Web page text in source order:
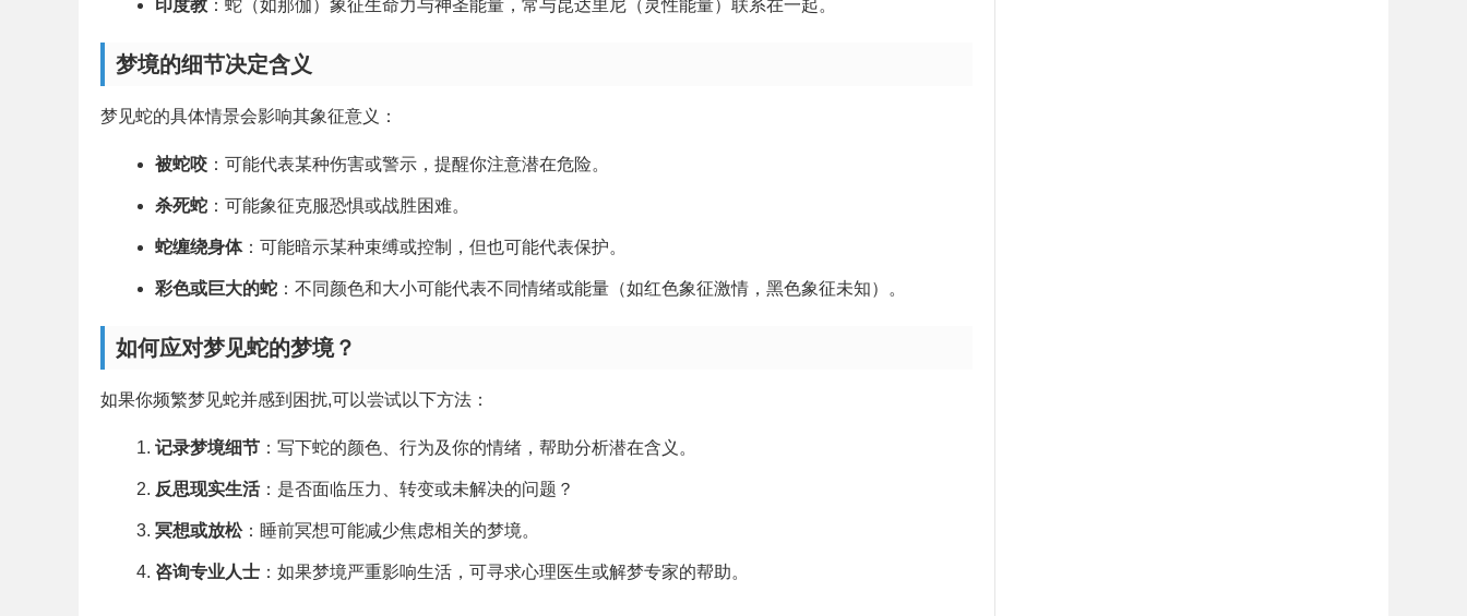
印度教 ：蛇（如那伽）象征生命力与神圣能量，常与昆达里尼（灵性能量）联系在一起。
梦境的细节决定含义
梦见蛇的具体情景会影响其象征意义：
被蛇咬 ：可能代表某种伤害或警示，提醒你注意潜在危险。
杀死蛇 ：可能象征克服恐惧或战胜困难。
蛇缠绕身体：可能暗示某种束缚或控制，但也可能代表保护。
彩色或巨大的蛇 ：不同颜色和大小可能代表不同情绪或能量（如红色象征激情，黑色象征未知）。
如何应对梦见蛇的梦境？
如果你频繁梦见蛇并感到困扰,可以尝试以下方法：
记录梦境细节 ：写下蛇的颜色、行为及你的情绪，帮助分析潜在含义。
反思现实生活：是否面临压力、转变或未解决的问题？
冥想或放松：睡前冥想可能减少焦虑相关的梦境。
咨询专业人士 ：如果梦境严重影响生活，可寻求心理医生或解梦专家的帮助。